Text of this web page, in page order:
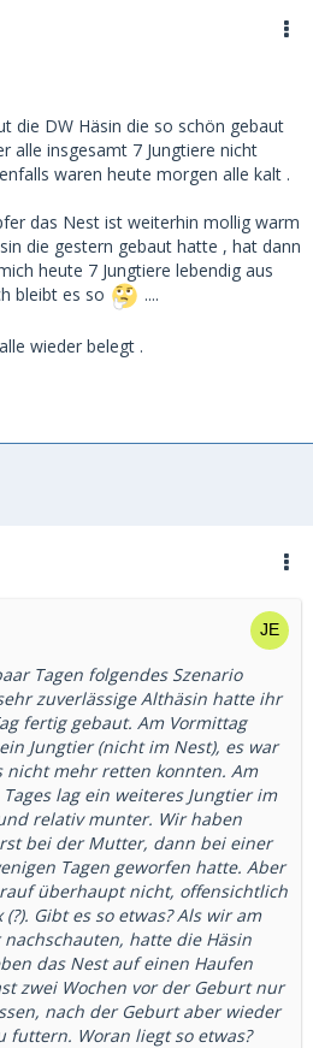
die DW Häsin die so schön gebaut
alle insgesamt 7 Jungtiere nicht
waren heute morgen alle kalt .
das Nest ist weiterhin mollig warm
die gestern gebaut hatte , hat dann
heute 7 Jungtiere lebendig aus
bleibt es so ....
wieder belegt .
Tagen folgendes Szenario
zuverlässige Althäsin hatte ihr
fertig gebaut. Am Vormittag
Jungtier (nicht im Nest), es war
nicht mehr retten konnten. Am
lag ein weiteres Jungtier im
relativ munter. Wir haben
bei der Mutter, dann bei einer
Tagen geworfen hatte. Aber
überhaupt nicht, offensichtlich
Gibt es so etwas? Als wir am
hatte die Häsin
das Nest auf einen Haufen
zwei Wochen vor der Geburt nur
nach der Geburt aber wieder
futtern. Woran liegt so etwas?